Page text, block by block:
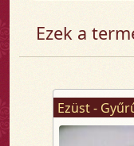
Ezek a
Ezüst -